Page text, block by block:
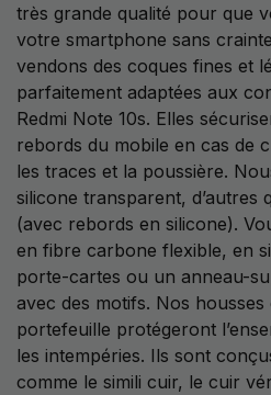
très grande qualité pour que
votre smartphone sans
vendons des coques fines et
parfaitement adaptées aux
Redmi Note 10s. Elles
rebords du mobile en cas de
les traces et la poussière.
silicone transparent, d’autres
(avec rebords en silicone).
en fibre carbone flexible, en
porte-cartes ou un anneau-
avec des motifs. Nos
portefeuille protégeront
les intempéries. Ils sont
comme le simili cuir, le cuir